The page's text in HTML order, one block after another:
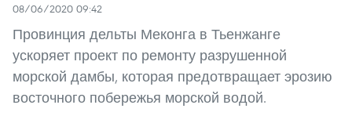
08/06/2020 09:42
Провинция дельты Меконга в Тьенжанге
ускоряет проект по ремонту разрушенной
морской дамбы, которая предотвращает эрозию
восточного побережья морской водой.